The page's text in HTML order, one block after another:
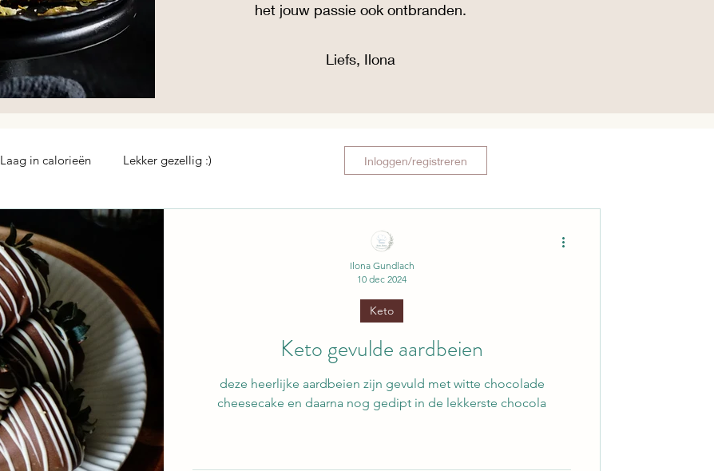
het jouw passie ook ontbranden.
Liefs, Ilona
Laag in calorieën Lekker gezellig :) Inloggen/registreren
Keto gevulde aardbeien
deze heerlijke aardbeien zijn gevuld met witte chocolade
cheesecake en daarna nog gedipt in de lekkerste chocola
Keto
Ilona Gundlach
10 dec 2024